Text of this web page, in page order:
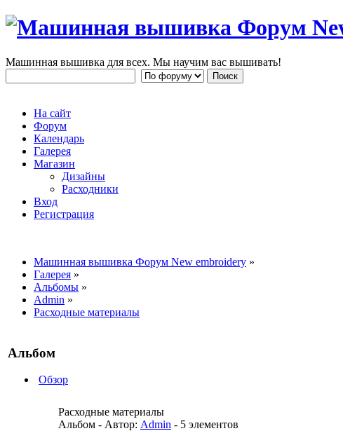
Машинная вышивка для всех. Мы научим вас вышивать!
На сайт
Форум
Календарь
Галерея
Магазин
Дизайны
Расходники
Вход
Регистрация
Машинная вышивка Форум New embroidery »
Галерея »
Альбомы »
Admin »
Расходные материалы
Альбом
Обзор
Расходные материалы
Альбом - Автор: Admin - 5 элементов